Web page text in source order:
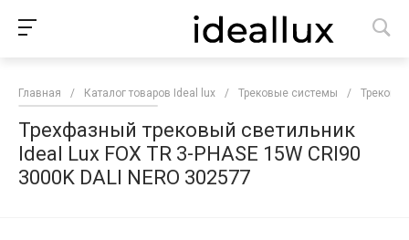
Главная / Каталог товаров Ideal lux / Трековые системы /
Трехфазный трековый светильник
Ideal Lux FOX TR 3-PHASE 15W CRI90
3000K DALI NERO 302577